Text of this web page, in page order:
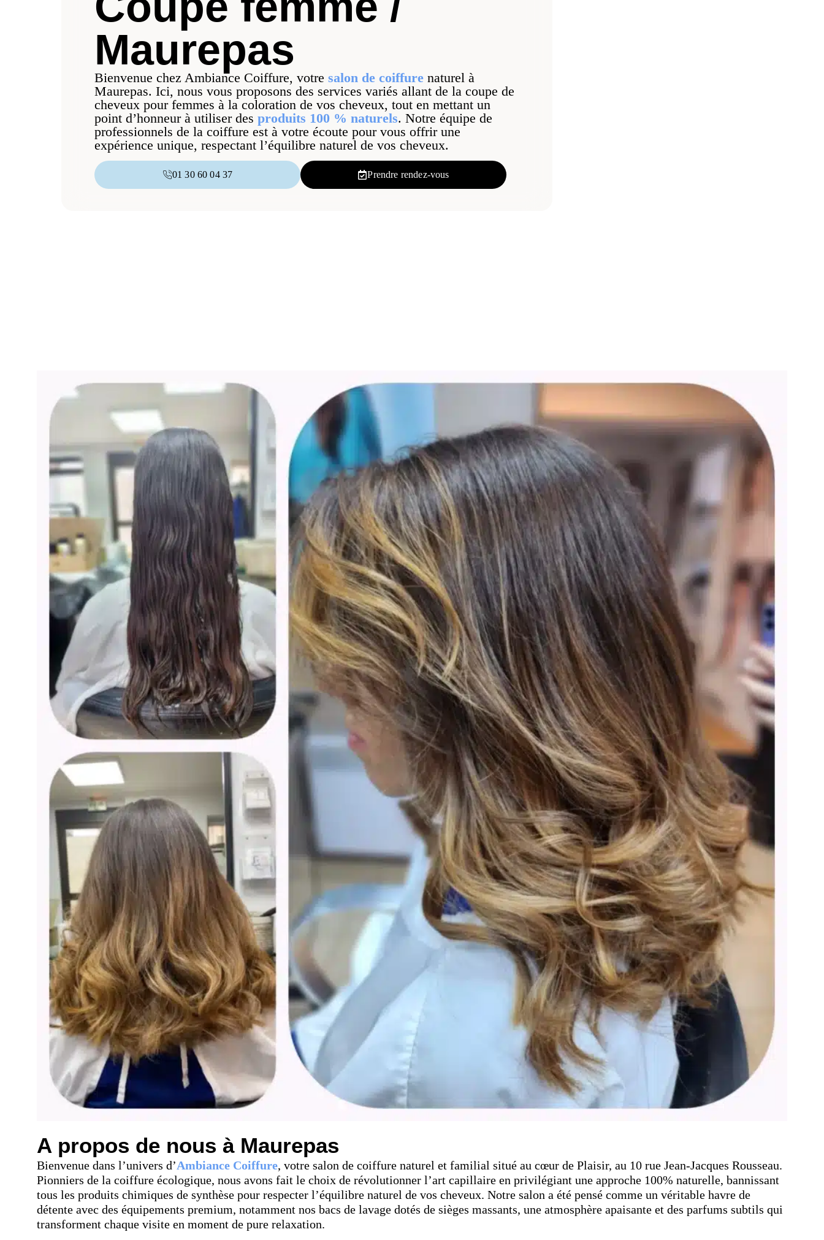
Maurepas
Bienvenue chez Ambiance Coiffure, votre salon de coiffure naturel à
Maurepas. Ici, nous vous proposons des services variés allant de la coupe de
cheveux pour femmes à la coloration de vos cheveux, tout en mettant un
point d’honneur à utiliser des produits 100 % naturels. Notre équipe de
professionnels de la coiffure est à votre écoute pour vous offrir une
expérience unique, respectant l’équilibre naturel de vos cheveux.
01 30 60 04 37 Prendre rendez-vous
A propos de nous à Maurepas
Bienvenue dans l’univers d’Ambiance Coiffure, votre salon de coiffure naturel et familial situé au cœur de Plaisir, au 10 rue Jean-Jacques Rousseau.
Pionniers de la coiffure écologique, nous avons fait le choix de révolutionner l’art capillaire en privilégiant une approche 100% naturelle, bannissant
tous les produits chimiques de synthèse pour respecter l’équilibre naturel de vos cheveux. Notre salon a été pensé comme un véritable havre de
détente avec des équipements premium, notamment nos bacs de lavage dotés de sièges massants, une atmosphère apaisante et des parfums subtils qui
transforment chaque visite en moment de pure relaxation.